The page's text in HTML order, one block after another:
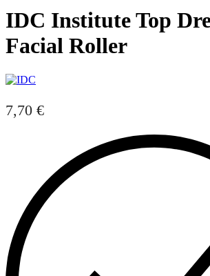
IDC Institute Top
Facial Roller
7,70 €